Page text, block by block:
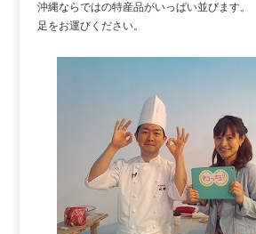
沖縄ならではの特産品がいっぱい並びます。
足をお運びください。